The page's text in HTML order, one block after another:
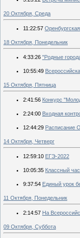
20 Октября, Среда
11:22:57
18 Октября, Понедельник
4:33:26 "Родные
10:55:49
15 Октября, Пятница
2:41:56 Конкурс
2:24:00 Входная
12:44:29 Расписание
14 Октября, Четверг
12:59:10 ЕГЭ-2022
10:05:35 Классный
9:37:54 Единый урок
11 Октября, Понедельник
2:14:57 На
09 Октября, Суббота